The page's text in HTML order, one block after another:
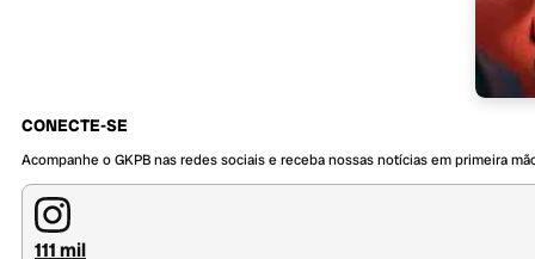
CONECTE-SE
Acompanhe o GKPB nas redes sociais e receba nossas notícias em primeira
111 mil